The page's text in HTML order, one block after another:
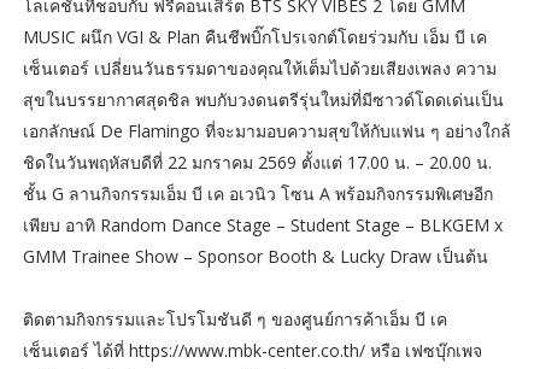
โลเคชันที่ชอบกับ ฟรีคอนเสิร์ต BTS SKY VIBES 2 โดย GMM
MUSIC ผนึก VGI & Plan คืนชีพบิ๊กโปรเจกต์โดยร่วมกับ เอ็ม บี เค
เซ็นเตอร์ เปลี่ยนวันธรรมดาของคุณให้เต็มไปด้วยเสียงเพลง ความ
สุขในบรรยากาศสุดชิล พบกับวงดนตรีรุ่นใหม่ที่มีซาวด์โดดเด่นเป็น
เอกลักษณ์ De Flamingo ที่จะมามอบความสุขให้กับแฟน ๆ อย่างใกล้
ชิดในวันพฤหัสบดีที่ 22 มกราคม 2569 ตั้งแต่ 17.00 น. – 20.00 น.
ชั้น G ลานกิจกรรมเอ็ม บี เค อเวนิว โซน A พร้อมกิจกรรมพิเศษอีก
เพียบ อาทิ Random Dance Stage – Student Stage – BLKGEM x
GMM Trainee Show – Sponsor Booth & Lucky Draw เป็นต้น
ติดตามกิจกรรมและโปรโมชันดี ๆ ของศูนย์การค้าเอ็ม บี เค
เซ็นเตอร์ ได้ที่ https://www.mbk-center.co.th/ หรือ เฟซบุ๊กเพจ